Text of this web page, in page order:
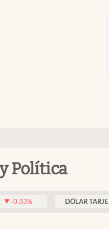
Política
% DÓLAR TARJETA $